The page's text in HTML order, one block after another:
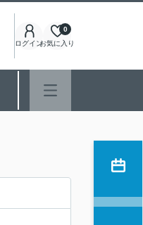
ログインお気に入り
0